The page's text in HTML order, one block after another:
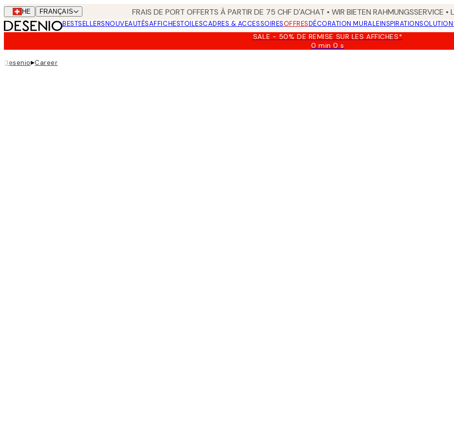
Skip
to
main
CHE FRANÇAIS FRAIS DE PORT OFFERTS À PARTIR DE 75 CHF D'ACHAT • WIR BIETEN RAHMUNGSSERVICE
BESTSELLERSNOUVEAUTÉSAFFICHESTOILESCADRES & ACCESSOIRESOFFRESDÉCORATION MURALEINSPIRATION
SALE - 50% DE REMISE SUR LES AFFICHES*
0 min0 s
Valable
Desenio▸Career